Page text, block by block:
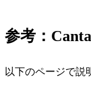
参考：
以下のページで説